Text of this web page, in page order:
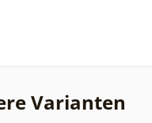
Varianten